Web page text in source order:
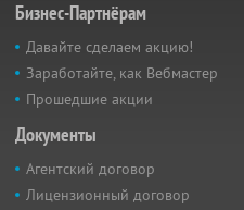
Бизнес-Партнёрам
Давайте сделаем акцию!
Заработайте, как Вебмастер
Прошедшие акции
Документы
Агентский договор
Лицензионный договор